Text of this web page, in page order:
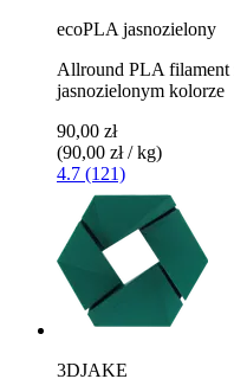
ecoPLA jasnozielony
Allround PLA filament
jasnozielonym kolorze
90,00 zł
(90,00 zł / kg)
4.7 (121)
3DJAKE